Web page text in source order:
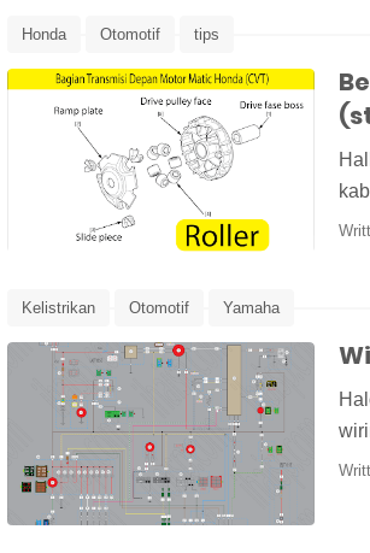
Honda Otomotif tips
Kelistrikan Otomotif Yamaha